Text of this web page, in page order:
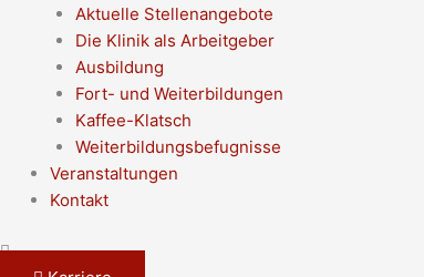
Aktuelle Stellenangebote
Die Klinik als Arbeitgeber
Ausbildung
Fort- und Weiterbildungen
Kaffee-Klatsch
Weiterbildungsbefugnisse
Veranstaltungen
Kontakt